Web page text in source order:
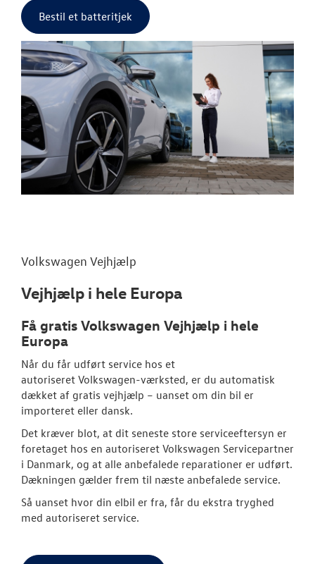
Bestil et batteritjek
Volkswagen Vejhjælp
Vejhjælp i hele Europa
Få gratis Volkswagen Vejhjælp i hele
Europa
Når du får udført service hos et
autoriseret Volkswagen-værksted, er du automatisk
dækket af gratis vejhjælp – uanset om din bil er
importeret eller dansk.
Det kræver blot, at dit seneste store serviceeftersyn er
foretaget hos en autoriseret Volkswagen Servicepartner
i Danmark, og at alle anbefalede reparationer er udført.
Dækningen gælder frem til næste anbefalede service.
Så uanset hvor din elbil er fra, får du ekstra tryghed
med autoriseret service.